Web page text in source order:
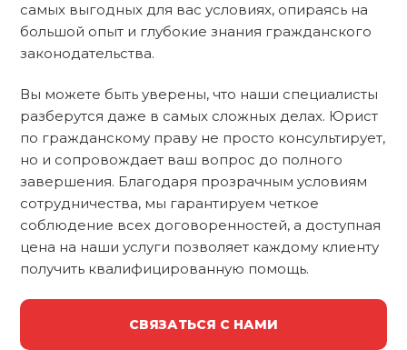
самых выгодных для вас условиях, опираясь на
большой опыт и глубокие знания гражданского
законодательства.
Вы можете быть уверены, что наши специалисты
разберутся даже в самых сложных делах. Юрист
по гражданскому праву не просто консультирует,
но и сопровождает ваш вопрос до полного
завершения. Благодаря прозрачным условиям
сотрудничества, мы гарантируем четкое
соблюдение всех договоренностей, а доступная
цена на наши услуги позволяет каждому клиенту
получить квалифицированную помощь.
СВЯЗАТЬСЯ С НАМИ